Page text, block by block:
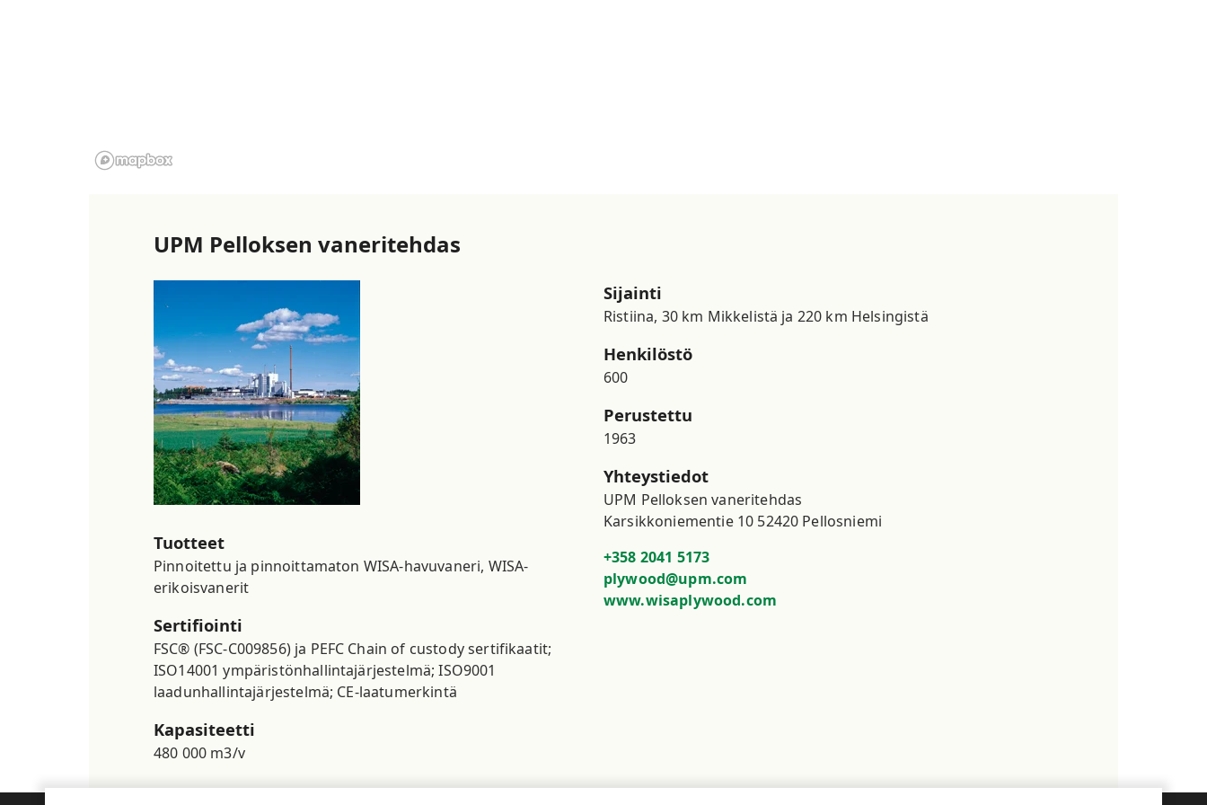
UPM Pelloksen vaneritehdas
Tuotteet
Pinnoitettu ja pinnoittamaton WISA-havuvaneri, WISA-
erikoisvanerit
Sertifiointi
FSC® (FSC-C009856) ja PEFC Chain of custody sertifikaatit;
ISO14001 ympäristönhallintajärjestelmä; ISO9001
laadunhallintajärjestelmä; CE-laatumerkintä
Kapasiteetti
480 000 m3/v
Sijainti
Ristiina, 30 km Mikkelistä ja 220 km Helsingistä
Henkilöstö
600
Perustettu
1963
Yhteystiedot
UPM Pelloksen vaneritehdas
Karsikkoniementie 10 52420 Pellosniemi
+358 2041 5173
plywood@upm.com
www.wisaplywood.com